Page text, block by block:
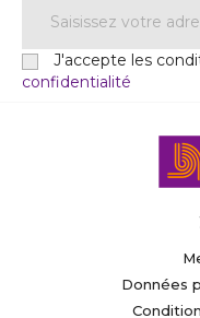
J'accepte les
confidentialité
Données